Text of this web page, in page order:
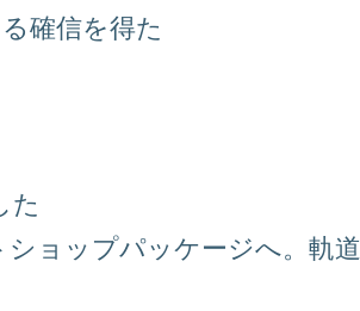
確信を得た
た
ョップパッケージへ。軌道